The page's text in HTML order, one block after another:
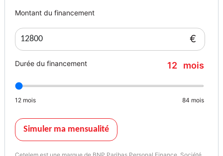
Montant du financement
€
Durée du financement 12 mois
12 mois 84 mois
Simuler ma mensualité